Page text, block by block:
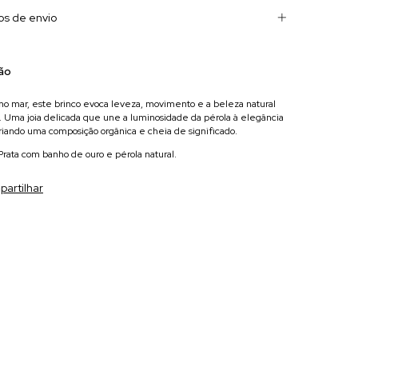
de envio
mar, este brinco evoca leveza, movimento e a beleza natural
Uma joia delicada que une a luminosidade da pérola à elegância
uma composição orgânica e cheia de significado.
com banho de ouro e pérola natural.